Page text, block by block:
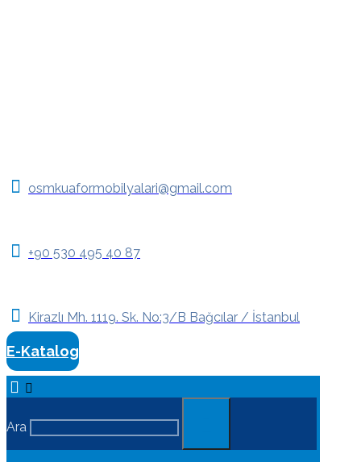
osmkuaformobilyalari@gmail.com
+90 530 495 40 87
Kirazlı Mh. 1119. Sk. No:3/B Bağcılar / İstanbul
E-Katalog
Ara